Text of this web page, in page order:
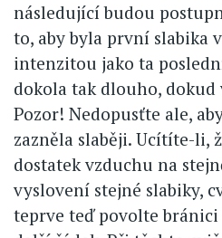
následující budou
to, aby byla první slabika
intenzitou jako ta
dokola tak dlouho, dokud
Pozor! Nedopusťte ale,
zazněla slaběji. Ucítíte-li,
dostatek vzduchu na
vyslovení stejné slabiky,
teprve teď povolte